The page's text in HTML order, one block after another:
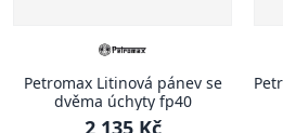
Petromax Litinová pánev se
dvěma úchyty fp40
2 135 Kč